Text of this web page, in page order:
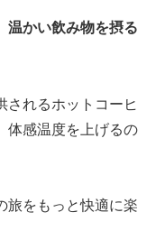
温かい飲み物を摂る
されるホットコーヒ
体感温度を上げるの
旅をもっと快適に楽